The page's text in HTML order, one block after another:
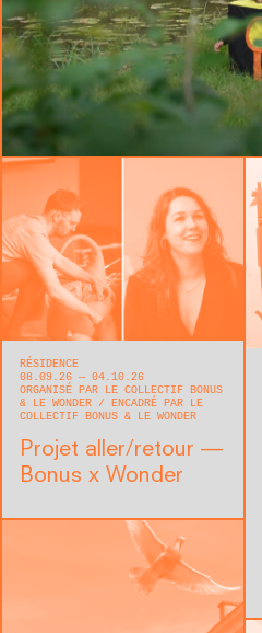
RÉSIDENCE
08.09.26 — 04.10.26
ORGANISÉ PAR LE COLLECTIF BONUS
& LE WONDER
ENCADRÉ PAR LE
COLLECTIF BONUS & LE WONDER
Projet aller/retour —
Bonus x Wonder